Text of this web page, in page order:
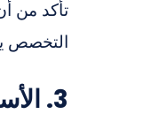
تأكد من
التخصص
3. الأسعار والميزانية